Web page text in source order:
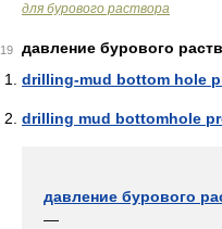
для бурового раствора
19
давление бурового
drilling-mud bottom hole
drilling mud bottomhole
давление бурового
—